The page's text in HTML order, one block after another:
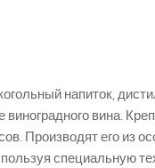
напиток,
вина.
Производят его из
специальную